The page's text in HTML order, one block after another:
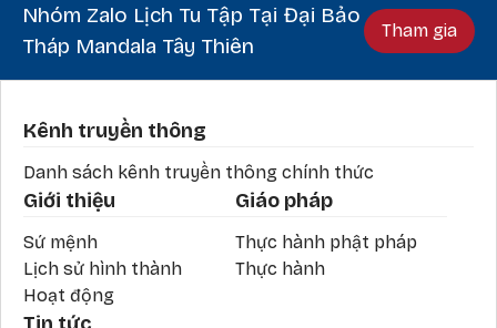
Nhóm Zalo Lịch Tu Tập Tại Đại Bảo
Tháp Mandala Tây Thiên
Tham gia
Phần chân
Kênh truyền thông
Danh sách kênh truyền thông chính thức
Giới thiệu
Sứ mệnh
Lịch sử hình thành
Hoạt động
Giáo pháp
Thực hành phật pháp
Thực hành